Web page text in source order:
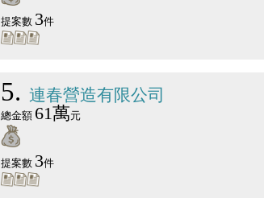
提案數 3件
5 連春營造有限公司
總金額 61萬元
提案數 3件